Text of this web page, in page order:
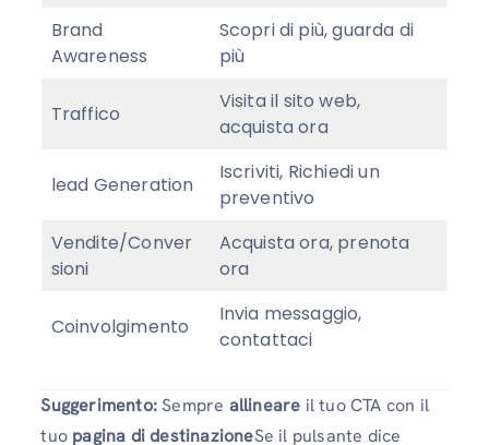
Brand
Awareness
Scopri di più, guarda di
più
Traffico
Visita il sito web,
acquista ora
lead Generation
Iscriviti, Richiedi un
preventivo
Vendite/Conver
sioni
Acquista ora, prenota
ora
Coinvolgimento
Invia messaggio,
contattaci
Suggerimento:Sempre allineare il tuo CTA con il
tuo pagina di destinazioneSe il pulsante dice